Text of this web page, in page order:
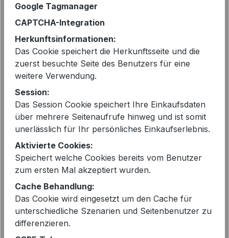
Sofort verfügbar, Lieferzeit: 2-5 Tage
Größeauswählen
38
42 44
Produkt Anzahl: Gib den
In den Warenkorb
EAN:
2000319910524
Artikelnummer:342138119-215
Google Tagmanager
CAPTCHA-Integration
Herkunftsinformationen:
Das Cookie speichert die Herkunftsseite und die
zuerst besuchte Seite des Benutzers für eine
weitere Verwendung.
Session:
Das Session Cookie speichert Ihre Einkaufsdaten
über mehrere Seitenaufrufe hinweg und ist somit
unerlässlich für Ihr persönliches Einkaufserlebnis.
Aktivierte Cookies:
Speichert welche Cookies bereits vom Benutzer
zum ersten Mal akzeptiert wurden.
Cache Behandlung:
Das Cookie wird eingesetzt um den Cache für
unterschiedliche Szenarien und Seitenbenutzer zu
differenzieren.